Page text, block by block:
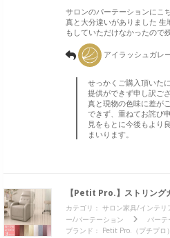
サロンのパーテーションにこ
真と大分違いがありました
もしていただけなかったので
アイラッシュガレ
せっかくご購入頂いた
提供ができず申し訳ご
真と現物の色味に差が
できず、重ねてお詫び
見をもとに今後もより
まいります。
【Petit Pro.】ストリング
カテゴリ： サロン家具/インテリ
ー/パーテーション
パーテ
ブランド： Petit Pro.（プチプロ）